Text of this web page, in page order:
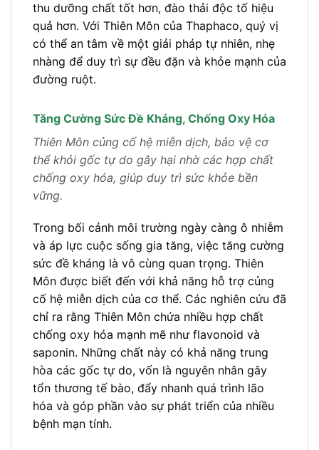
thu dưỡng chất tốt hơn, đào thải độc tố hiệu
quả hơn. Với Thiên Môn của Thaphaco, quý vị
có thể an tâm về một giải pháp tự nhiên, nhẹ
nhàng để duy trì sự đều đặn và khỏe mạnh của
đường ruột.
Tăng Cường Sức Đề Kháng, Chống Oxy Hóa
Thiên Môn củng cố hệ miễn dịch, bảo vệ cơ
thể khỏi gốc tự do gây hại nhờ các hợp chất
chống oxy hóa, giúp duy trì sức khỏe bền
vững.
Trong bối cảnh môi trường ngày càng ô nhiễm
và áp lực cuộc sống gia tăng, việc tăng cường
sức đề kháng là vô cùng quan trọng. Thiên
Môn được biết đến với khả năng hỗ trợ củng
cố hệ miễn dịch của cơ thể. Các nghiên cứu đã
chỉ ra rằng Thiên Môn chứa nhiều hợp chất
chống oxy hóa mạnh mẽ như flavonoid và
saponin. Những chất này có khả năng trung
hòa các gốc tự do, vốn là nguyên nhân gây
tổn thương tế bào, đẩy nhanh quá trình lão
hóa và góp phần vào sự phát triển của nhiều
bệnh mạn tính.